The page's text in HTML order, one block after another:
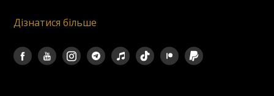
Дізнатися більше